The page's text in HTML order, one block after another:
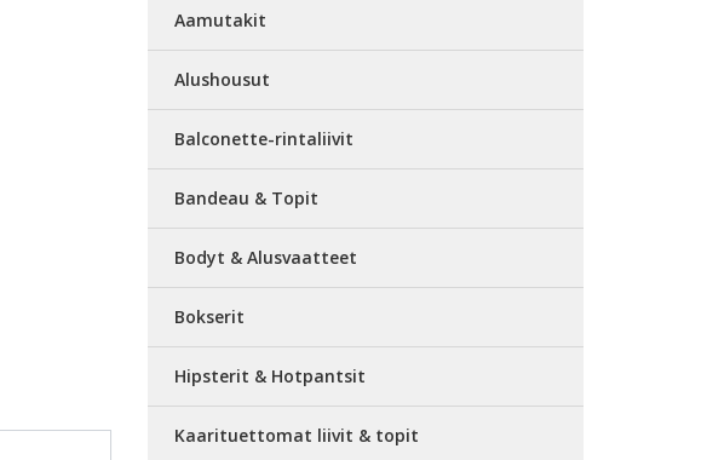
Aamutakit
Alushousut
Balconette-rintaliivit
Bandeau & Topit
Bodyt & Alusvaatteet
Bokserit
Hipsterit & Hotpantsit
Kaarituettomat liivit & topit